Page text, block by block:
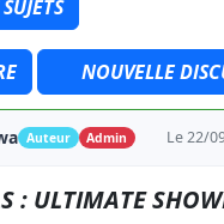
NOUVELLE
Auteur Admin Le 22/
: ULTIMATE